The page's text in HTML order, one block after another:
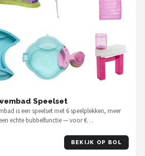
Speelset
is een speelset met 6 speelplekken, meer
echte bubbelfunctie — voor €…
BEKIJK OP BOL